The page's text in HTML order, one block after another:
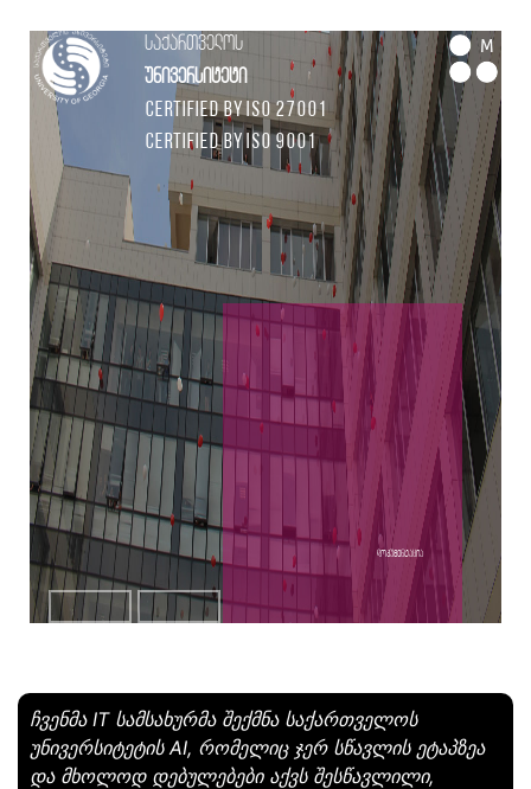
საქართველოს
უნივერსიტეტი
Certified by ISO 27001
Certified by ISO 9001
M
დოკუმენტაცია
ჩვენმა IT სამსახურმა შექმნა საქართველოს
უნივერსიტეტის AI, რომელიც ჯერ სწავლის ეტაპზეა
და მხოლოდ დებულებები აქვს შესწავლილი,